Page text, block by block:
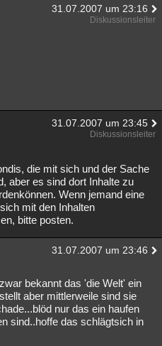
31.07.2007 um 23:16
Diskussionsleiter
31.07.2007 um 23:45
Diskussionsleiter
die mit sich und der Sache
aber es sind dort Inhalte zu
Wenn jemand eine
mit den Inhalten
bitte posten.
31.07.2007 um 23:46
bekannt das 'die Welt' ein
aber mittlerweile sind sie
nur das ein haufen
sind..hoffe das schlägtsich in